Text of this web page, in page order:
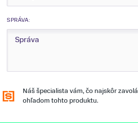
SPRÁVA:
Náš špecialista vám, čo najskôr zavolá
ohľadom tohto produktu.